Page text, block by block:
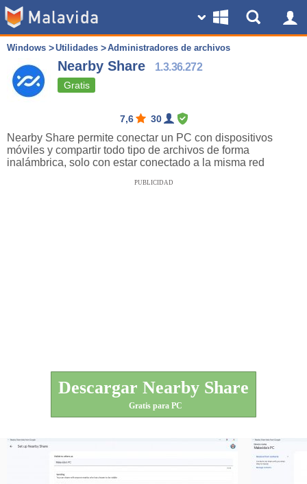
Windows Utilidades Administradores de archivos
Nearby Share 1.3.36.272
Gratis
7,6 30
Nearby Share permite conectar un PC con dispositivos
móviles y compartir todo tipo de archivos de forma
inalámbrica, solo con estar conectado a la misma red
PUBLICIDAD
Descargar Nearby Share
Gratis para PC